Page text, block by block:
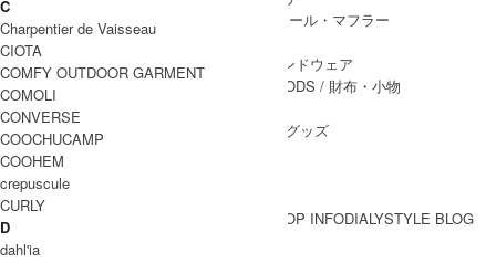
/ ストール・マフラー
LEG WEAR
HAND WEAR
/ 手袋・ハンドウェア
WALLET&GENERAL GOODS / 財布・小物
/ その他グッズ
BRAND一覧
BRAND一覧
SHOP INFODIALYSTYLE BLOG
C
Charpentier de Vaisseau
CIOTA
COMFY OUTDOOR GARMENT
COMOLI
CONVERSE
COOCHUCAMP
COOHEM
crepuscule
CURLY
D
dahl'ia